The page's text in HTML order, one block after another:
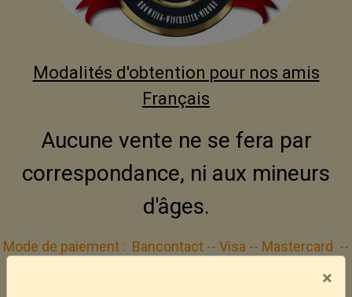
Modalités d'obtention pour nos amis
Français
Aucune vente ne se fera par
correspondance, ni aux mineurs
d'âges.
Mode de paiement : Bancontact -- Visa -- Mastercard --
×